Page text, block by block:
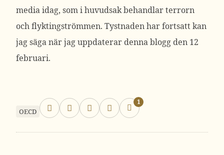
media idag, som i huvudsak behandlar terrorn
och flyktingströmmen. Tystnaden har fortsatt kan
jag säga när jag uppdaterar denna blogg den 12
februari.
OECD
1